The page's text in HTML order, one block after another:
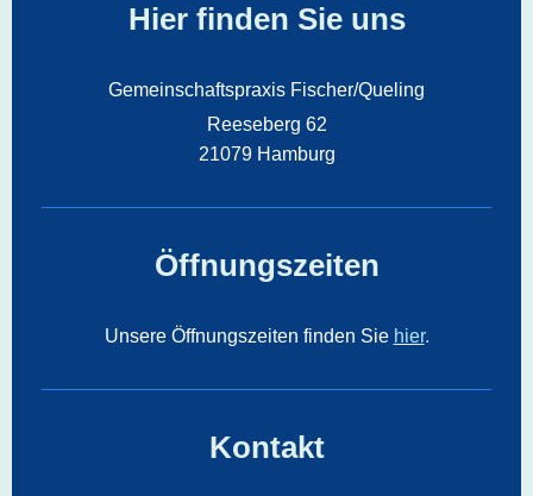
Hier finden Sie uns
Gemeinschaftspraxis Fischer/Queling
Reeseberg 62
21079 Hamburg
Öffnungszeiten
Unsere Öffnungszeiten finden Sie hier.
Kontakt